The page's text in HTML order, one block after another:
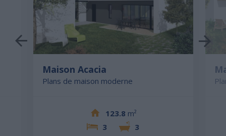
Maison Acacia
Plans de maison moderne
123.8 m²
3
3